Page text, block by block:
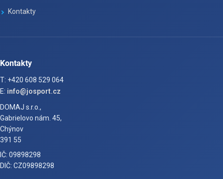
Kontakty
Kontakty
T: +420 608 529 064
E: info@josport.cz
DOMAJ s.r.o.,
Gabrielovo nám. 45,
Chýnov
391 55
IČ: 09898298
DIČ: CZ09898298